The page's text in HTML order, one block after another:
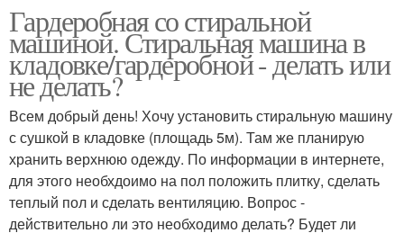
Машин в жилой Машина в кухне
Машина в прихожей
Гардеробная со стиральной
машиной. Стиральная машина в
кладовке/гардеробной - делать или
не делать?
Всем добрый день! Хочу установить стиральную машину
с сушкой в кладовке (площадь 5м). Там же планирую
хранить верхнюю одежду. По информации в интернете,
для этого необхдоимо на пол положить плитку, сделать
теплый пол и сделать вентиляцию. Вопрос -
действительно ли это необходимо делать? Будет ли